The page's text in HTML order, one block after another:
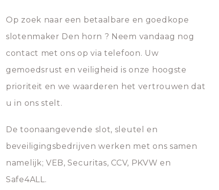
Op zoek naar een betaalbare en goedkope
slotenmaker Den horn ? Neem vandaag nog
contact met ons op via telefoon. Uw
gemoedsrust en veiligheid is onze hoogste
prioriteit en we waarderen het vertrouwen dat
u in ons stelt.
De toonaangevende slot, sleutel en
beveiligingsbedrijven werken met ons samen
namelijk; VEB, Securitas, CCV, PKVW en
Safe4ALL.